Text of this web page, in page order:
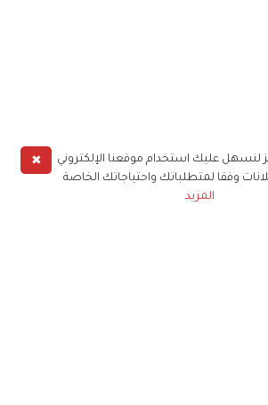
✖
لنسهل عليك استخدام موقعنا الإلكتروني
وفقا لمتطلباتك واحتياجاتك الخاصة
المزيد